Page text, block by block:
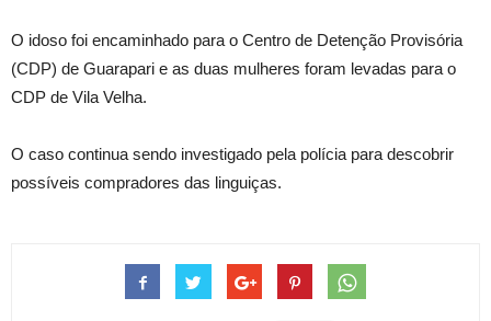
O idoso foi encaminhado para o Centro de Detenção Provisória
(CDP) de Guarapari e as duas mulheres foram levadas para o
CDP de Vila Velha.
O caso continua sendo investigado pela polícia para descobrir
possíveis compradores das linguiças.